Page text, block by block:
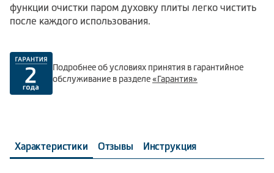
функции очистки паром духовку плиты легко чистить
после каждого использования.
Подробнее об условиях принятия в гарантийное
обслуживание в разделе«Гарантия»
Характеристики Отзывы Инструкция